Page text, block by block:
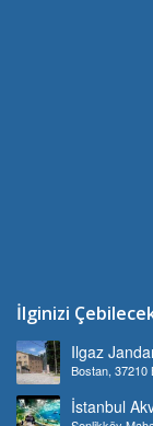
İlginizi
Ilgaz
Bostan, 37210
İstanbul